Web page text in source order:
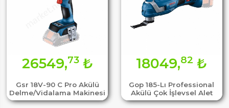
Gsr 18V-90 C Pro Akülü
Delme/Vidalama Makinesi
26549,73₺
Gop 185-Lı Professional
Akülü Çok İşlevsel Alet
18049,82 ₺